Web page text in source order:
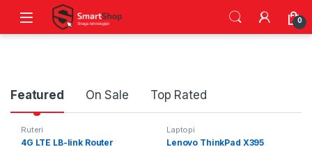
0
Product Carousel Tabs
Featured On Sale Top Rated
Ruteri
4G LTE LB-link Router
Laptopi
Lenovo ThinkPad X395